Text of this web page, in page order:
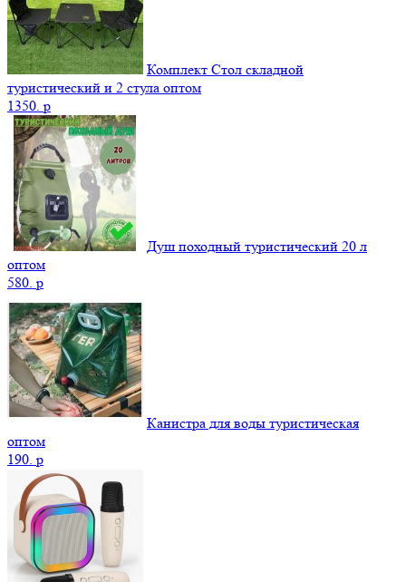
Комплект Стол складной
туристический и 2 стула оптом
1350. p
Душ походный туристический 20 л
оптом
580. p
Канистра для воды туристическая
оптом
190. p